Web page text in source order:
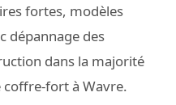
fortes, modèles
dépannage des
dans la majorité
coffre-fort à Wavre.